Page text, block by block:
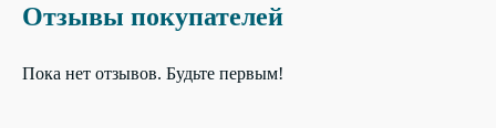
Отзывы покупателей
Пока нет отзывов. Будьте первым!